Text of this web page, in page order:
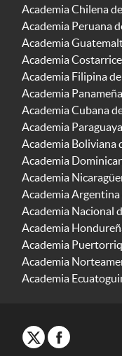
Academia Chilena
Academia Peruana
Academia
Academia
Academia Filipina
Academia
Academia Cubana
Academia
Academia Boliviana
Academia
Academia
Academia Argentina
Academia Nacional
Academia
Academia
Academia
Academia